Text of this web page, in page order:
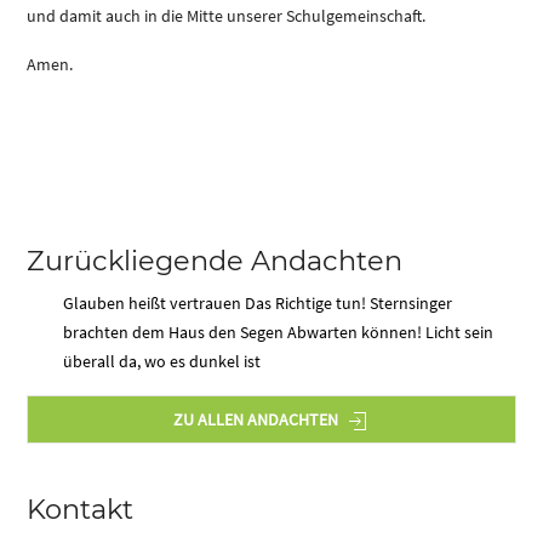
und damit auch in die Mitte unserer Schulgemeinschaft.
Amen.
Zurückliegende Andachten
Glauben heißt vertrauen Das Richtige tun! Sternsinger
brachten dem Haus den Segen Abwarten können! Licht sein
überall da, wo es dunkel ist
ZU ALLEN ANDACHTEN
Kontakt